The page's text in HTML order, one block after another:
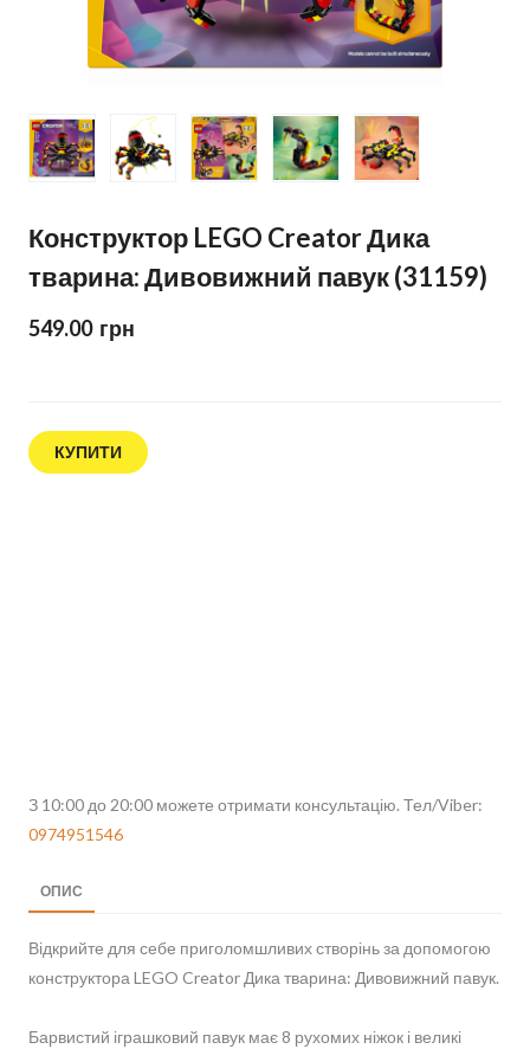
Конструктор LEGO Creator Дика
тварина: Дивовижний павук (31159)
549.00  грн
КУПИТИ
З 10:00 до 20:00 можете отримати консультацію. Тел/Viber:
0974951546
ОПИС
Відкрийте для себе приголомшливих створінь за допомогою
конструктора LEGO Creator Дика тварина: Дивовижний павук.
Барвистий іграшковий павук має 8 рухомих ніжок і великі